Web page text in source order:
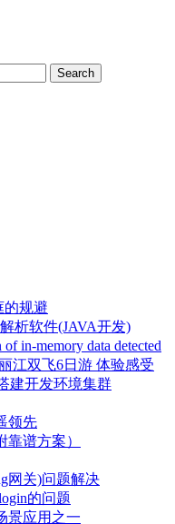
的规避
析软件(JAVA开发)
in-memory data detected
江双飞6日游 体验感受
建开发环境集群
领先
谱方案）
网关)问题解决
的问题
景应用之一